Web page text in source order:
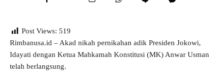
Post Views: 519
Rimbanusa.id – Akad nikah pernikahan adik Presiden Jokowi,
Idayati dengan Ketua Mahkamah Konstitusi (MK) Anwar Usman
telah berlangsung.